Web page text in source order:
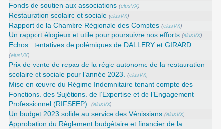
Fonds de soutien aux associations (elusVX)
Restauration scolaire et sociale (elusVX)
Rapport de la Chambre Régionale des Comptes (elusVX)
Un rapport élogieux et utile pour poursuivre nos efforts (elusVX)
Echos : tentatives de polémiques de DALLERY et GIRARD
(elusVX)
Prix de vente de repas de la régie autonome de la restauration
scolaire et sociale pour l’année 2023.
(elusVX)
Mise en œuvre du Régime Indemnitaire tenant compte des
Fonctions, des Sujétions, de l’Expertise et de l’Engagement
Professionnel (RIFSEEP).
(elusVX)
Un budget 2023 solide au service des Vénissians (elusVX)
Approbation du Règlement budgétaire et financier de la